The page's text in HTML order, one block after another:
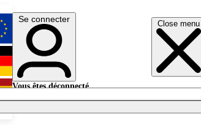
Close menu
English
Deutsch
Se connecter
Vous êtes déconnecté.